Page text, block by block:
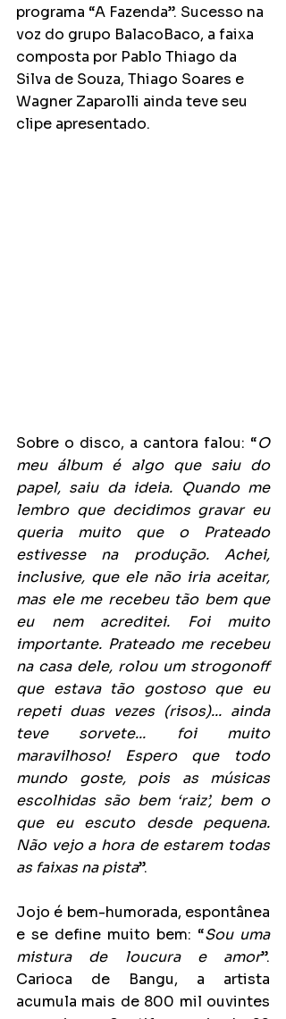
programa “A Fazenda”. Sucesso na
voz do grupo BalacoBaco, a faixa
composta por Pablo Thiago da
Silva de Souza, Thiago Soares e
Wagner Zaparolli ainda teve seu
clipe apresentado.
Sobre o disco, a cantora falou: “O
meu álbum é algo que saiu do
papel, saiu da ideia. Quando me
lembro que decidimos gravar eu
queria muito que o Prateado
estivesse na produção. Achei,
inclusive, que ele não iria aceitar,
mas ele me recebeu tão bem que
eu nem acreditei. Foi muito
importante. Prateado me recebeu
na casa dele, rolou um strogonoff
que estava tão gostoso que eu
repeti duas vezes (risos)... ainda
teve sorvete... foi muito
maravilhoso! Espero que todo
mundo goste, pois as músicas
escolhidas são bem ‘raiz’, bem o
que eu escuto desde pequena.
Não vejo a hora de estarem todas
as faixas na pista”.
Jojo é bem-humorada, espontânea
e se define muito bem: “Sou uma
mistura de loucura e amor”.
Carioca de Bangu, a artista
acumula mais de 800 mil ouvintes